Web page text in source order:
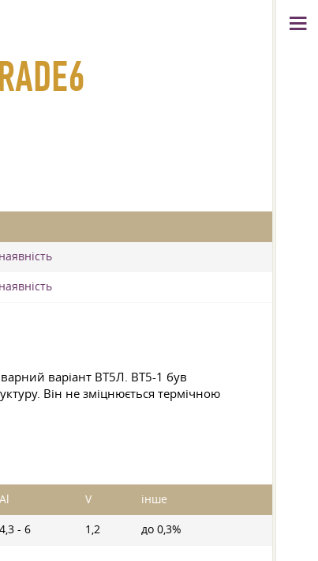
варіант ВТ5Л. ВТ5-1 був
Він не зміцнюється термічною
Al V інше
4,3 - 6 1,2 до 0,3%